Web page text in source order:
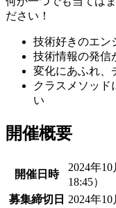
ださい！
技術好きのエン
技術情報の発信
変化にあふれ、
クラスメソッド
い
開催概要
開催日時
2024年
18:45）
募集締切日 2024年10